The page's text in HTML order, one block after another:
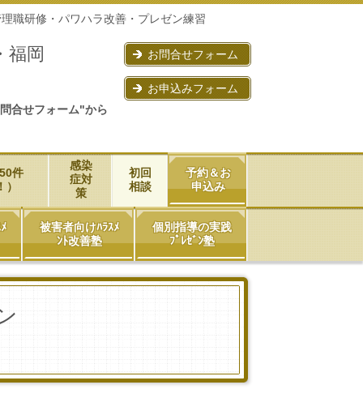
職研修・パワハラ改善・プレゼン練習
福岡
合せフォーム"から
お問合せフォーム
お申込みフォーム
件
感染
症対
策
初回
相談
予約＆お
申込み
被害者向けﾊﾗｽﾒ
ﾝﾄ改善塾
個別指導の実践
ﾌﾟﾚｾﾞﾝ塾